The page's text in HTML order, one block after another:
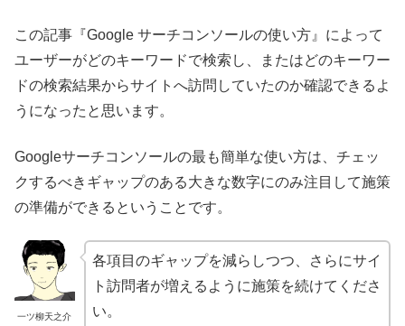
この記事『Google サーチコンソールの使い方』によって
ユーザーがどのキーワードで検索し、またはどのキーワー
ドの検索結果からサイトへ訪問していたのか確認できるよ
うになったと思います。
Googleサーチコンソールの最も簡単な使い方は、チェッ
クするべきギャップのある大きな数字にのみ注目して施策
の準備ができるということです。
一ツ柳天之介
各項目のギャップを減らしつつ、さらにサイ
ト訪問者が増えるように施策を続けてくださ
い。